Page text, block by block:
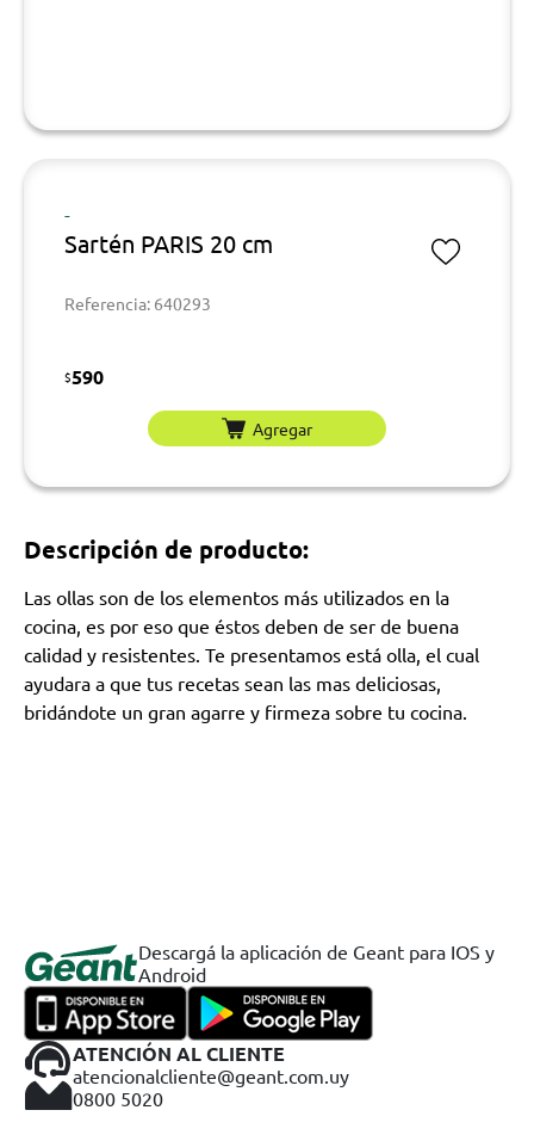
-
Sartén PARIS 20 cm
Referencia: 640293
$590
Agregar
Descripción de producto:
Las ollas son de los elementos más utilizados en la
cocina, es por eso que éstos deben de ser de buena
calidad y resistentes. Te presentamos está olla, el cual
ayudara a que tus recetas sean las mas deliciosas,
bridándote un gran agarre y firmeza sobre tu cocina.
Descargá la aplicación de Geant para IOS y
Android
ATENCIÓN AL CLIENTE
atencionalcliente@geant.com.uy
0800 5020